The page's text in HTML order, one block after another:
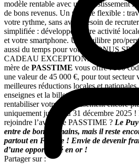
modèle rentable avec un Investissement
de bons revenus. Un modèle flexible :
votre rythme, sans avoir besoin de
simplifiée : développez votre activité
et votre smartphone. Un équilibre pro/
aussi du temps pour vous ! BONUS
CADEAU EXCEPTIONNEL ! Pour fêter
mère de PASSTIME vous offre : 500
une valeur de 45 000 €, pour tout secteur
meilleures réductions locales et
enseignes et la billetterie. Un véritable
rentabiliser votre investissement encore
uniquement jusqu’au 31 décembre 2025
rejoindre l’aventure PASSTIME ? Le
entre de bonnes mains, mais il reste
partout en France ! Envie de devenir
d’une opportunité en or !
Partager sur :